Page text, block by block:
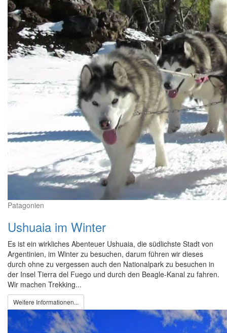
Patagonien
Ushuaia im Winter
Es ist ein wirkliches Abenteuer Ushuaia, die südlichste Stadt von
Argentinien, im Winter zu besuchen, darum führen wir dieses
durch ohne zu vergessen auch den Nationalpark zu besuchen in
der Insel Tierra del Fuego und durch den Beagle-Kanal zu fahren.
Wir machen Trekking...
Weitere Informationen...